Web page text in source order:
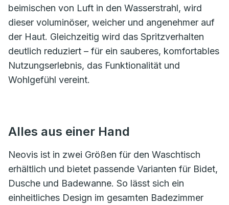
beimischen von Luft in den Wasserstrahl, wird
dieser voluminöser, weicher und angenehmer auf
der Haut. Gleichzeitig wird das Spritzverhalten
deutlich reduziert – für ein sauberes, komfortables
Nutzungserlebnis, das Funktionalität und
Wohlgefühl vereint.
Alles aus einer Hand
Neovis ist in zwei Größen für den Waschtisch
erhältlich und bietet passende Varianten für Bidet,
Dusche und Badewanne. So lässt sich ein
einheitliches Design im gesamten Badezimmer